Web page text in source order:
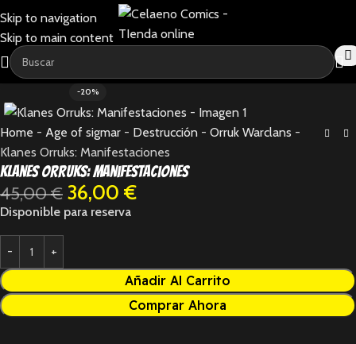
Skip to navigation
Skip to main content
-20%
Home - Age of sigmar - Destrucción - Orruk Warclans -
Klanes Orruks: Manifestaciones
Klanes Orruks: Manifestaciones
45,00€ 36,00 €
Disponible para reserva
Añadir Al Carrito
Comprar Ahora